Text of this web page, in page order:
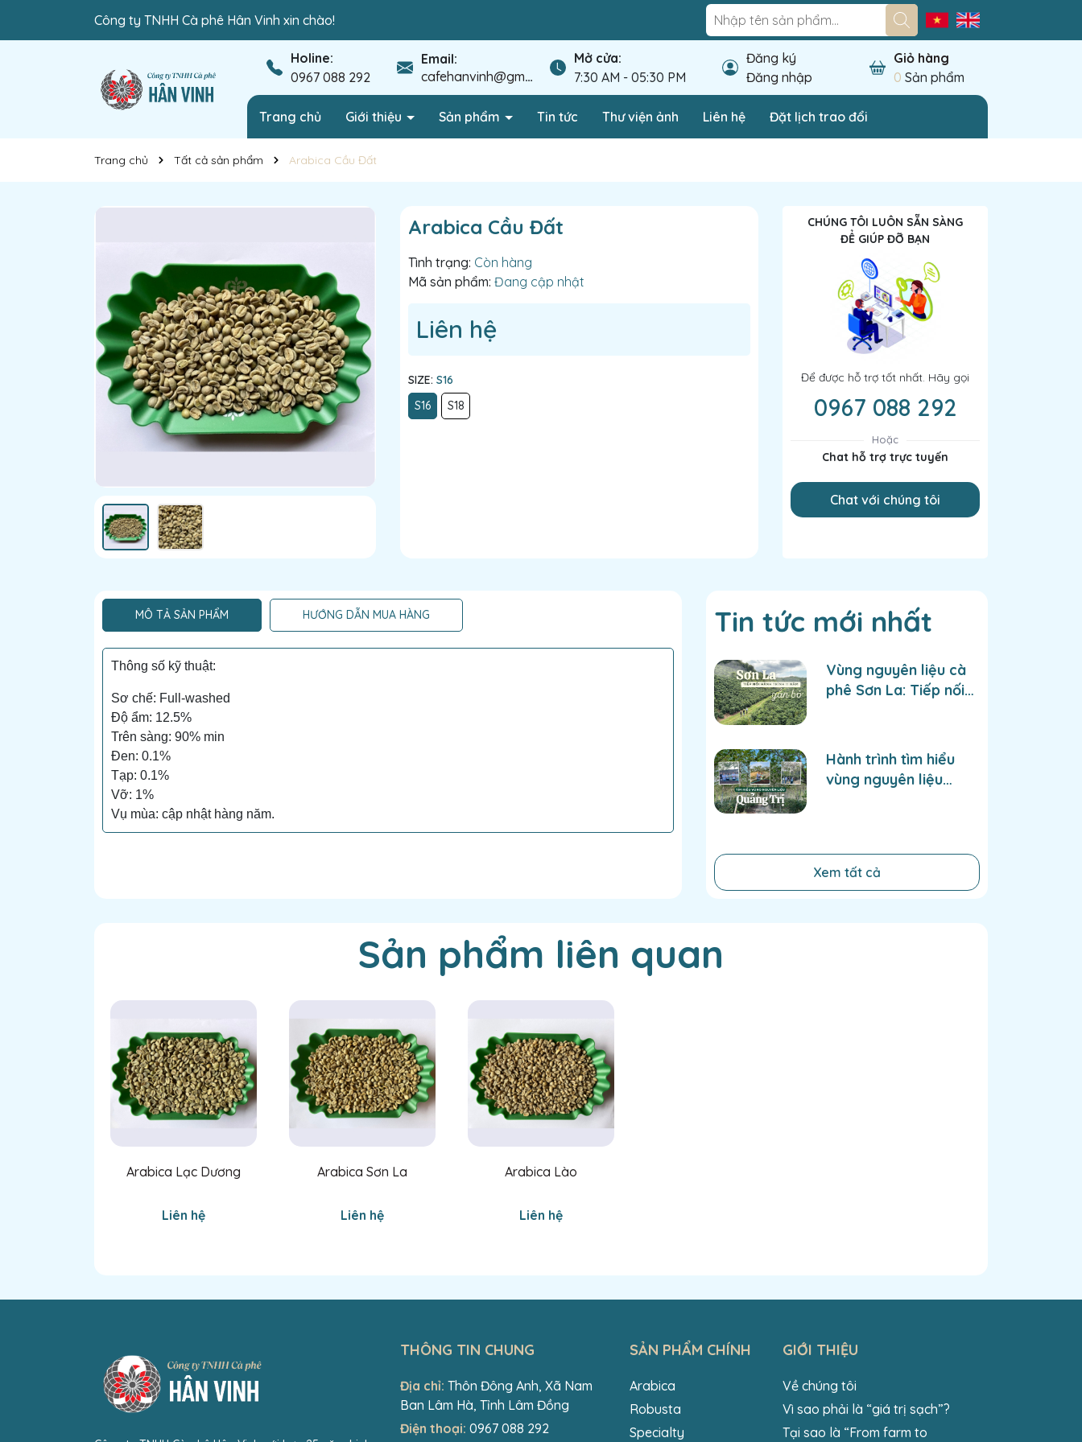
Công ty TNHH Cà phê Hân Vinh xin chào!
“Viết lại giá trị sạch!”
Holine:
0967 088 292
Email:
cafehanvinh@gmail.com
Mở cửa:
7:30 AM - 05:30 PM
Đăng ký
Đăng nhập
Giỏ hàng
0 Sản phẩm
Trang chủ Giới thiệu Sản phẩm Tin tức Thư viện ảnh Liên hệ Đặt lịch trao đổi
Trang chủ Tất cả sản phẩm Arabica Cầu Đất
Arabica Cầu Đất
Tình trạng: Còn hàng
Mã sản phẩm: Đang cập nhật
Liên hệ
SIZE: S16
S16
S18
CHÚNG TÔI LUÔN SẴN SÀNG
ĐỂ GIÚP ĐỠ BẠN
Để được hỗ trợ tốt nhất. Hãy gọi
0967 088 292
Hoặc
Chat hỗ trợ trực tuyến
Chat với chúng tôi
MÔ TẢ SẢN PHẨM HƯỚNG DẪN MUA HÀNG
Thông số kỹ thuật:
Sơ chế: Full-washed
Độ ẩm: 12.5%
Trên sàng: 90% min
Đen: 0.1%
Tạp: 0.1%
Vỡ: 1%
Vụ mùa: cập nhật hàng năm.
Tin tức mới nhất
Vùng nguyên liệu cà
phê Sơn La: Tiếp nối
Hành trình tìm hiểu
vùng nguyên liệu
Xem tất cả
Sản phẩm liên quan
Arabica Lạc Dương
Liên hệ
Arabica Sơn La
Liên hệ
Arabica Lào
Liên hệ
THÔNG TIN CHUNG
Địa chỉ: Thôn Đông Anh, Xã Nam
Ban Lâm Hà, Tỉnh Lâm Đồng
Điện thoại: 0967 088 292
SẢN PHẨM CHÍNH
Arabica
Robusta
Specialty
GIỚI THIỆU
Về chúng tôi
Vì sao phải là “giá trị sạch”?
Tại sao là “From farm to